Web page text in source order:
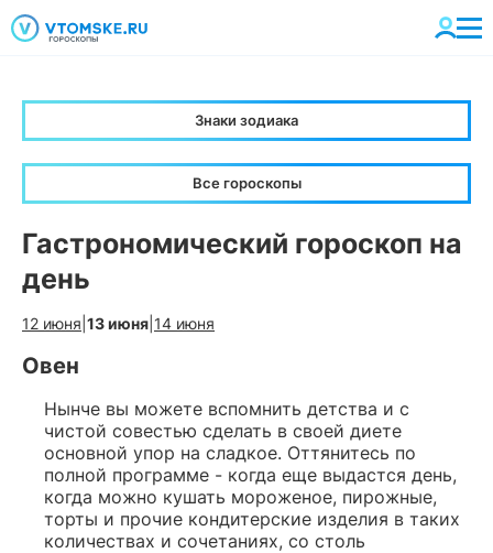
Знаки зодиака
Гастрономический гороскоп на
день
12 июня 13 июня 14 июня
Овен
Нынче вы можете вспомнить детства и с
чистой совестью сделать в своей диете
основной упор на сладкое. Оттянитесь по
полной программе - когда еще выдастся день,
когда можно кушать мороженое, пирожные,
торты и прочие кондитерские изделия в таких
количествах и сочетаниях, со столь
Все гороскопы